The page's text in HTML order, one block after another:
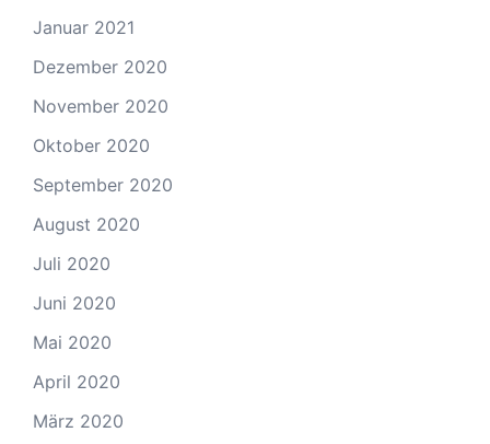
Januar 2021
Dezember 2020
November 2020
Oktober 2020
September 2020
August 2020
Juli 2020
Juni 2020
Mai 2020
April 2020
März 2020